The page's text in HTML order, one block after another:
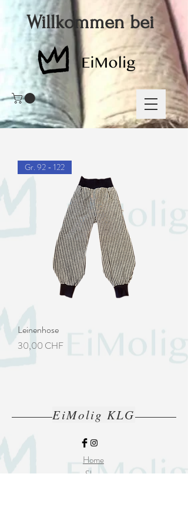
Willkommen bei
Gr. 92 - 122
Leinenhose
Preis
30,00 CHF
EiMolig KLG
Home
Shop